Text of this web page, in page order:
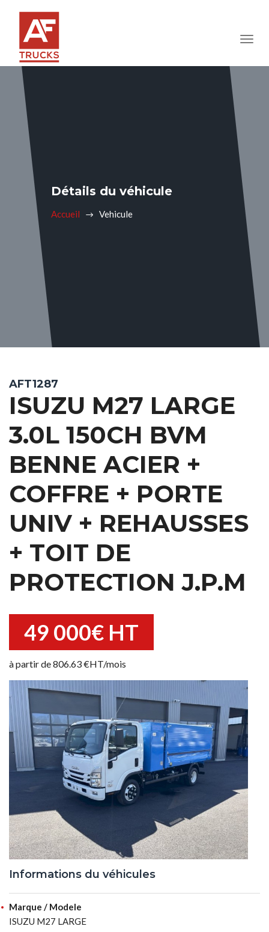
Détails du véhicule
Accueil Vehicule
AFT1287
ISUZU M27 LARGE
3.0L 150CH BVM
BENNE ACIER +
COFFRE + PORTE
UNIV + REHAUSSES
+ TOIT DE
PROTECTION J.P.M
49 000€ HT
à partir de 806.63 €HT/mois
Informations du véhicules
Marque / Modele
ISUZU M27 LARGE